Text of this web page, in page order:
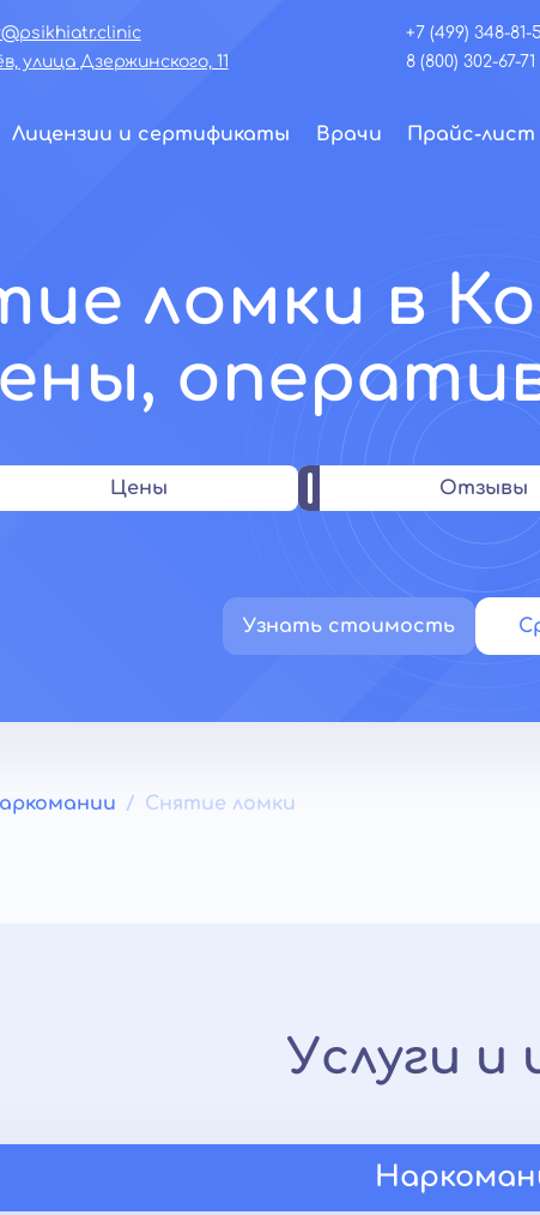
улица Дзержинского, 11
+7 (499) 348-81-
8 (800) 302-67-71
Лицензии и сертификаты Врачи Прайс-лист
ломки в
Цены Отзывы
Узнать стоимость
Снятие ломки
Услуги и